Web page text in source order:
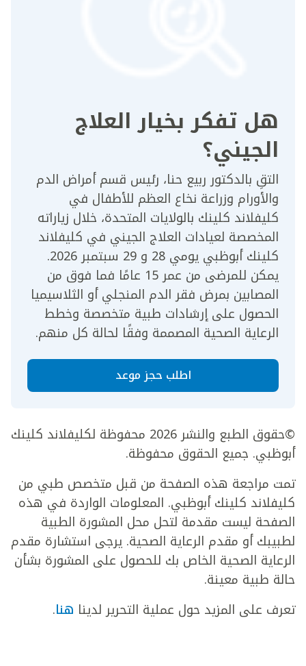
هل تفكر بخيار العلاج
الجيني؟
التقِ بالدكتور ربيع حنا، رئيس قسم أمراض الدم
والأورام وزراعة نخاع العظم للأطفال في
كليفلاند كلينك بالولايات المتحدة، خلال زياراته
المخصصة لعيادات العلاج الجيني في كليفلاند
كلينك أبوظبي يومي 28 و 29 سبتمبر 2026.
يمكن للمرضى من عمر 15 عامًا فما فوق من
المصابين بمرض فقر الدم المنجلي أو الثلاسيميا
الحصول على إرشادات طبية متخصصة وخطط
الرعاية الصحية المصممة وفقًا لحالة كل منهم.
اطلب حجز موعد
©حقوق الطبع والنشر 2026 محفوظة لكليفلاند كلينك
أبوظبي. جميع الحقوق محفوظة.
تمت مراجعة هذه الصفحة من قبل متخصص طبي من
كليفلاند كلينك أبوظبي. المعلومات الواردة في هذه
الصفحة ليست مقدمة لتحل محل المشورة الطبية
لطبيبك أو مقدم الرعاية الصحية. يرجى استشارة مقدم
الرعاية الصحية الخاص بك للحصول على المشورة بشأن
حالة طبية معينة.
تعرف على المزيد حول عملية التحرير لدينا هنا.